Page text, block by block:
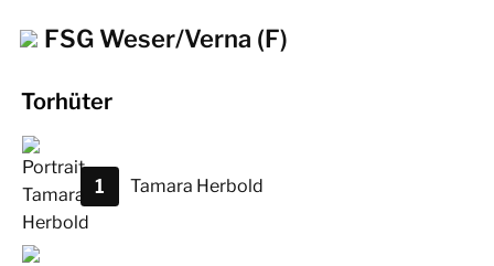
FSG Weser/Verna (F)
Torhüter
Tamara Herbold
1